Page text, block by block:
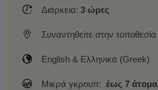
Διάρκεια: 3 ώρες
Συναντηθείτε στην τοποθεσία
English & Ελληνικά (Greek)
Μικρά γκρουπ: έως 7 άτομα